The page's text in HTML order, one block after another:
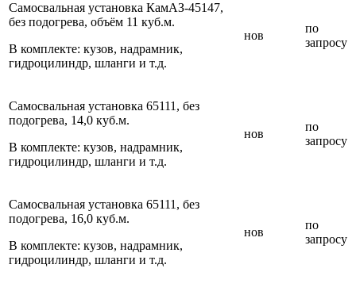
Самосвальная установка КамАЗ-45147,
без подогрева, объём 11 куб.м.
В комплекте: кузов, надрамник,
гидроцилиндр, шланги и т.д.
нов
по
запросу
Самосвальная установка 65111, без
подогрева, 14,0 куб.м.
В комплекте: кузов, надрамник,
гидроцилиндр, шланги и т.д.
нов
по
запросу
Самосвальная установка 65111, без
подогрева, 16,0 куб.м.
В комплекте: кузов, надрамник,
гидроцилиндр, шланги и т.д.
нов
по
запросу